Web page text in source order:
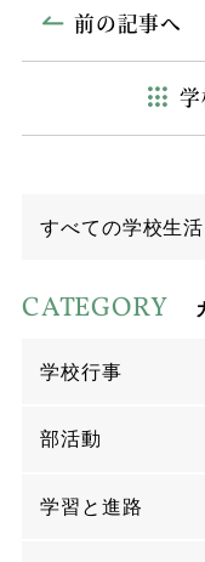
前の記事へ
すべての学校生活
CATEGORY
学校行事
部活動
学習と進路